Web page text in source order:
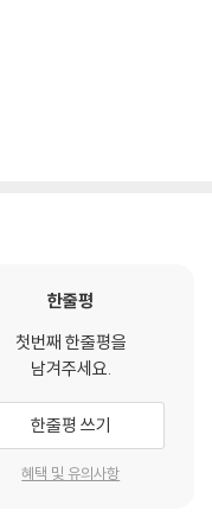
한줄평
첫번째 한줄평을
남겨주세요.
한줄평 쓰기
혜택 및 유의사항